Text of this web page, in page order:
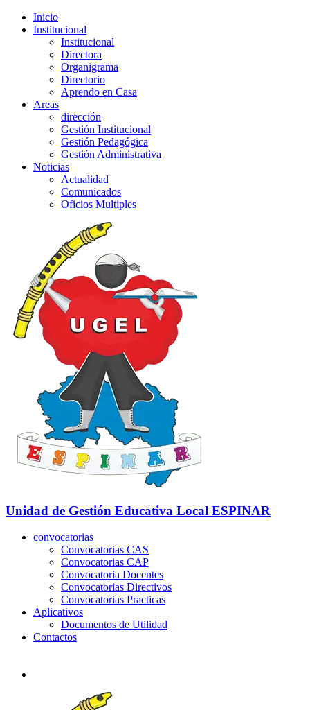
Inicio
Institucional
Institucional
Directora
Organigrama
Directorio
Aprendo en Casa
Areas
dirección
Gestión Institucional
Gestión Pedagógica
Gestión Administrativa
Noticias
Actualidad
Comunicados
Oficios Multiples
Unidad de Gestión Educativa Local ESPINAR
convocatorias
Convocatorias CAS
Convocatorias CAP
Convocatoria Docentes
Convocatorias Directivos
Convocatorias Practicas
Aplicativos
Documentos de Utilidad
Contactos